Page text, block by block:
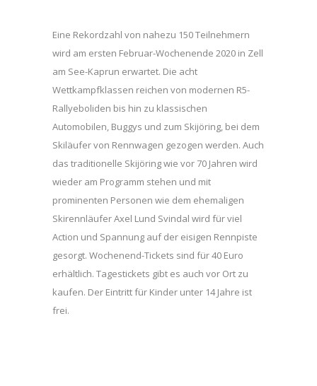
Eine Rekordzahl von nahezu 150 Teilnehmern
wird am ersten Februar-Wochenende 2020 in Zell
am See-Kaprun erwartet. Die acht
Wettkampfklassen reichen von modernen R5-
Rallyeboliden bis hin zu klassischen
Automobilen, Buggys und zum Skijöring, bei dem
Skiläufer von Rennwagen gezogen werden. Auch
das traditionelle Skijöring wie vor 70 Jahren wird
wieder am Programm stehen und mit
prominenten Personen wie dem ehemaligen
Skirennläufer Axel Lund Svindal wird für viel
Action und Spannung auf der eisigen Rennpiste
gesorgt. Wochenend-Tickets sind für 40 Euro
erhältlich. Tagestickets gibt es auch vor Ort zu
kaufen. Der Eintritt für Kinder unter 14 Jahre ist
frei.